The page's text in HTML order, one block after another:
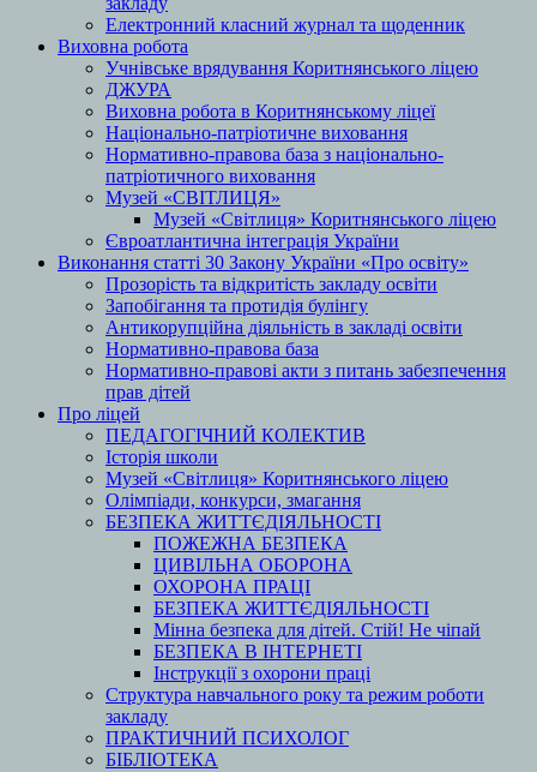
Електронний класний журнал та щоденник
Виховна робота
Учнівське врядування Коритнянського ліцею
ДЖУРА
Виховна робота в Коритнянському ліцеї
Національно-патріотичне виховання
Нормативно-правова база з національно-
патріотичного виховання
Музей «СВІТЛИЦЯ»
Музей «Світлиця» Коритнянського ліцею
Євроатлантична інтеграція України
Виконання статті 30 Закону України «Про освіту»
Прозорість та відкритість закладу освіти
Запобігання та протидія булінгу
Антикорупційна діяльність в закладі освіти
Нормативно-правова база
Нормативно-правові акти з питань забезпечення
прав дітей
Про ліцей
ПЕДАГОГІЧНИЙ КОЛЕКТИВ
Історія школи
Музей «Світлиця» Коритнянського ліцею
Олімпіади, конкурси, змагання
БЕЗПЕКА ЖИТТЄДІЯЛЬНОСТІ
ПОЖЕЖНА БЕЗПЕКА
ЦИВІЛЬНА ОБОРОНА
ОХОРОНА ПРАЦІ
БЕЗПЕКА ЖИТТЄДІЯЛЬНОСТІ
Мінна безпека для дітей. Стій! Не чіпай
БЕЗПЕКА В ІНТЕРНЕТІ
Інструкції з охорони праці
Структура навчального року та режим роботи
закладу
ПРАКТИЧНИЙ ПСИХОЛОГ
БІБЛІОТЕКА